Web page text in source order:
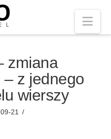
zmiana
– z jednego
wierszy
21